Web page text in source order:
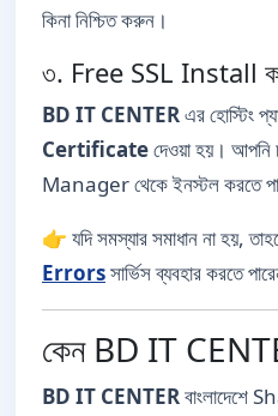
কিনা নিশ্চিত করুন।
৩. Free SSL Install
BD IT CENTERএর হোস্টিং
Certificateদেওয়া হয়।
Manager থেকে ইনস্টল করতে
👉 যদি সমস্যার সমাধান না হয়,
Errorsসার্ভিস ব্যবহার করতে
কেন BD IT
BD IT CENTER